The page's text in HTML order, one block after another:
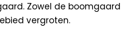
Zowel de
vergroten.